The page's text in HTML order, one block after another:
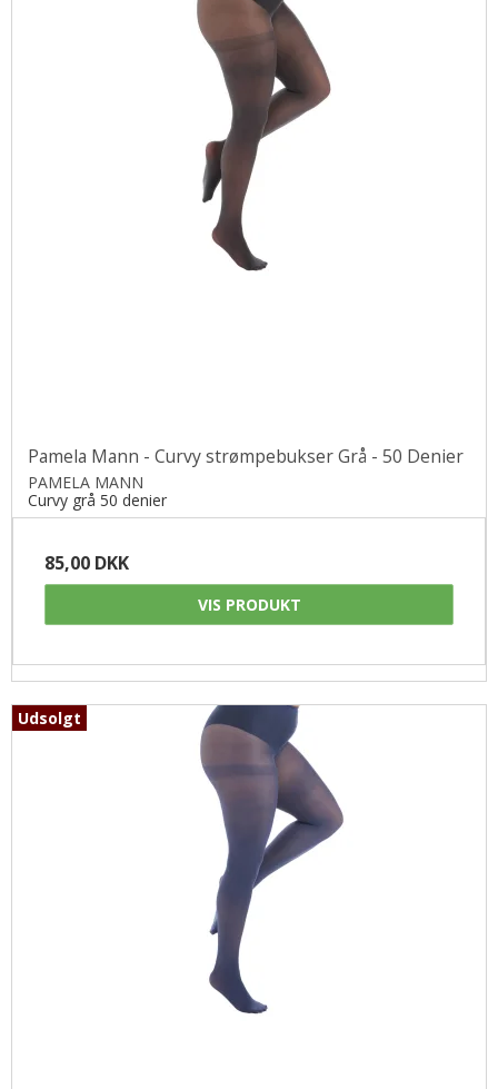
Pamela Mann - Curvy strømpebukser Grå - 50 Denier
PAMELA MANN
Curvy grå 50 denier
85,00 DKK
VIS PRODUKT
Udsolgt